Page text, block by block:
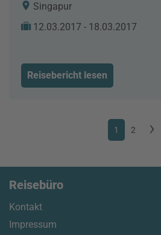
Singapur
12.03.2017 - 18.03.2017
Reisebericht lesen
1 2
Reisebüro
Kontakt
Impressum